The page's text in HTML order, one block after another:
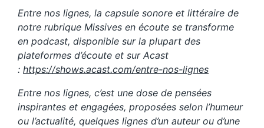
Entre nos lignes, la capsule sonore et littéraire de
notre rubrique Missives en écoute se transforme
en podcast, disponible sur la plupart des
plateformes d’écoute et sur Acast
: https://shows.acast.com/entre-nos-lignes
Entre nos lignes, c’est une dose de pensées
inspirantes et engagées, proposées selon l’humeur
ou l’actualité, quelques lignes d’un auteur ou d’une